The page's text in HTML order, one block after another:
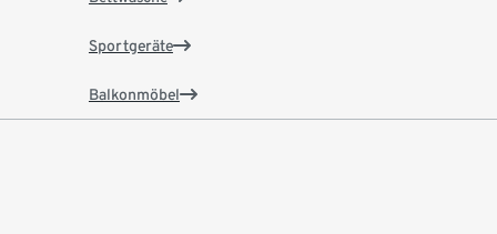
Sportgeräte
Balkonmöbel